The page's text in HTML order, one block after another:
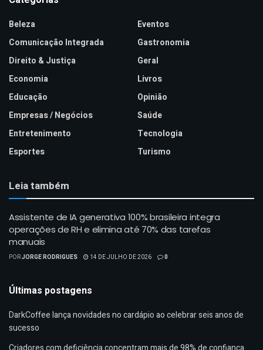
Beleza
Comunicação Integrada
Direito & Justiça
Economia
Educação
Empresas / Negócios
Entretenimento
Esportes
Eventos
Gastronomia
Geral
Livros
Opinião
Saúde
Tecnologia
Turismo
Leia também
Assistente de IA generativa 100% brasileira integra
operações de RH e elimina até 70% das tarefas
manuais
PORJORGE RODRIGUES 14 DE JULHO DE 2026 0
Últimas postagens
DarkCoffee lança novidades no cardápio ao celebrar seis anos de
sucesso